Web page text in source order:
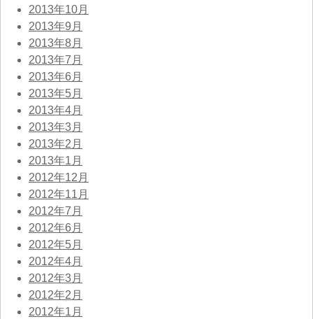
2013年10月
2013年9月
2013年8月
2013年7月
2013年6月
2013年5月
2013年4月
2013年3月
2013年2月
2013年1月
2012年12月
2012年11月
2012年7月
2012年6月
2012年5月
2012年4月
2012年3月
2012年2月
2012年1月